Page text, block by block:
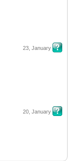
23, January
20, January